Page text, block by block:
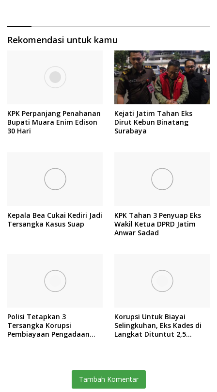
Rekomendasi untuk kamu
KPK Perpanjang Penahanan
Bupati Muara Enim Edison
30 Hari
Kejati Jatim Tahan Eks
Dirut Kebun Binatang
Surabaya
Kepala Bea Cukai Kediri Jadi
Tersangka Kasus Suap
KPK Tahan 3 Penyuap Eks
Wakil Ketua DPRD Jatim
Anwar Sadad
Polisi Tetapkan 3
Tersangka Korupsi
Pembiayaan Pengadaan
Korupsi Untuk Biayai
Selingkuhan, Eks Kades di
Langkat Dituntut 2,5
Tambah Komentar